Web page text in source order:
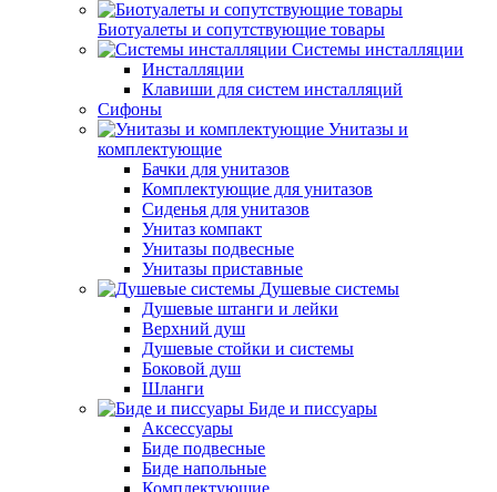
Биотуалеты и сопутствующие товары
Системы инсталляции
Инсталляции
Клавиши для систем инсталляций
Сифоны
Унитазы и
комплектующие
Бачки для унитазов
Комплектующие для унитазов
Сиденья для унитазов
Унитаз компакт
Унитазы подвесные
Унитазы приставные
Душевые системы
Душевые штанги и лейки
Верхний душ
Душевые стойки и системы
Боковой душ
Шланги
Биде и писсуары
Аксессуары
Биде подвесные
Биде напольные
Комплектующие